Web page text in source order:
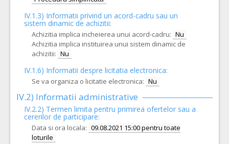
IV.1.3) Informatii privind un acord-cadru sau un
sistem dinamic de achizitii:
Achizitia implica incheierea unui acord-cadru: Nu
Achizitia implica instituirea unui sistem dinamic de
achizitii: Nu
IV.1.6) Informatii despre licitatia electronica:
Se va organiza o licitatie electronica: Nu
IV.2) Informatii administrative
IV.2.2) Termen limita pentru primirea ofertelor sau a
cererilor de participare:
Data si ora locala: 09.08.2021 15:00 pentru toate
loturile